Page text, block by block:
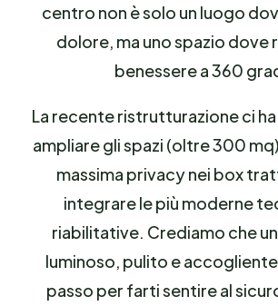
centro non è solo un luogo
dolore, ma uno spazio dove
benessere a 360
La recente ristrutturazione ci
ampliare gli spazi (oltre 300
massima privacy nei box
integrare le più moderne
riabilitative. Crediamo che
luminoso, pulito e
passo per farti sentire al